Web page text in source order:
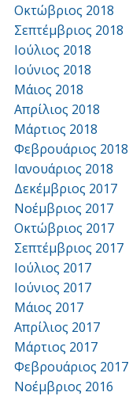
Οκτώβριος 2018
Σεπτέμβριος 2018
Ιούλιος 2018
Ιούνιος 2018
Μάιος 2018
Απρίλιος 2018
Μάρτιος 2018
Φεβρουάριος 2018
Ιανουάριος 2018
Δεκέμβριος 2017
Νοέμβριος 2017
Οκτώβριος 2017
Σεπτέμβριος 2017
Ιούλιος 2017
Ιούνιος 2017
Μάιος 2017
Απρίλιος 2017
Μάρτιος 2017
Φεβρουάριος 2017
Νοέμβριος 2016